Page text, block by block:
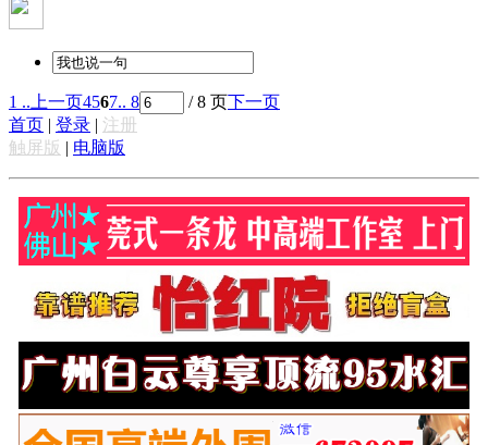
1 .. 上一页4567.. 8 / 8 页下一页
首页 | 登录 | 注册
触屏版 | 电脑版